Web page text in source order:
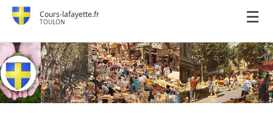
Cours-lafayette.fr
TOULON